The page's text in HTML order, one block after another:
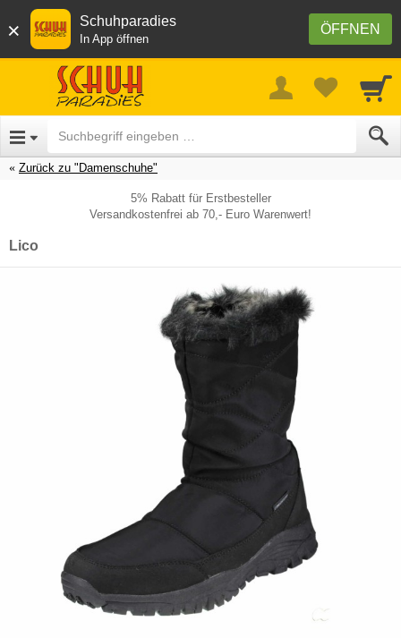
× ÖFFNEN
Schuhparadies
In App öffnen
Zurück zu "Damenschuhe"
5% Rabatt für Erstbesteller
Versandkostenfrei ab 70,- Euro Warenwert!
Lico